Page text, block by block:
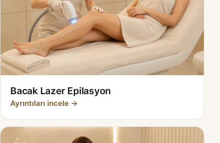
Bacak Lazer Epilasyon
Ayrıntıları incele →